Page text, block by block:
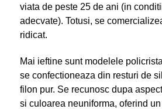
viata de peste 25 de ani (in
adecvate). Totusi, se
ridicat.
Mai ieftine sunt modelele
se confectioneaza din resturi de
filon pur. Se recunosc dupa
si culoarea neuniforma, oferind